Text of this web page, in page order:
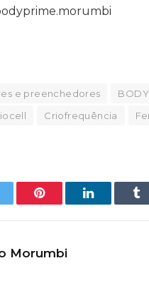
e preenchedores
Criofrequência
Pinterest LinkedIn
Morumbi